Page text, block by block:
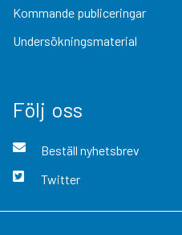
Kommande publiceringar
Undersökningsmaterial
Följ oss
Beställ nyhetsbrev
Twitter